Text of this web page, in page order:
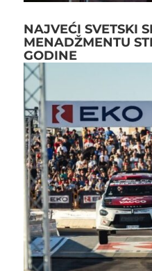
NAJVEĆI SVETSKI
MENADŽMENTU
GODINE